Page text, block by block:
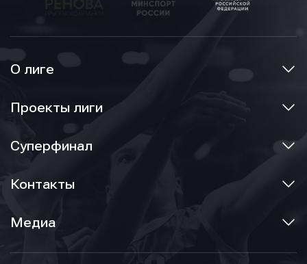
О лиге
Проекты лиги
Суперфинал
Контакты
Медиа